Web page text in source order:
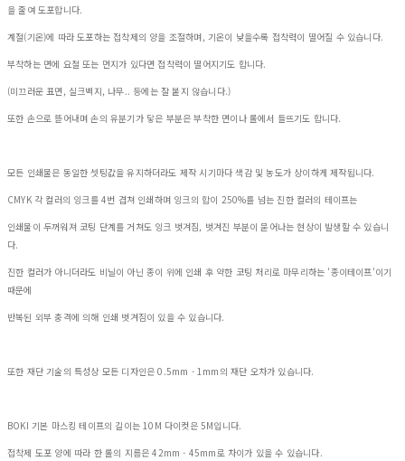
을 줄여 도포합니다.
계절(기온)에 따라 도포하는 접착제의 양을 조절하며, 기온이 낮을수록 접착력이 떨어질 수 있습니다.
부착하는 면에 요철 또는 먼지가 있다면 접착력이 떨어지기도 합니다.
(미끄러운 표면, 실크벽지, 나무.. 등에는 잘 붙지 않습니다.)
또한 손으로 뜯어내며 손의 유분기가 닿은 부분은 부착한 면이나 롤에서 들뜨기도 합니다.
모든 인쇄물은 동일한 셋팅값을 유지하더라도 제작 시기마다 색감 및 농도가 상이하게 제작됩니다.
CMYK 각 컬러의 잉크를 4번 겹쳐 인쇄하며 잉크의 합이 250%를 넘는 진한 컬러의 테이프는
인쇄물이 두꺼워져 코팅 단계를 거쳐도 잉크 벗겨짐, 벗겨진 부분이 묻어나는 현상이 발생할 수 있습니
다.
진한 컬러가 아니더라도 비닐이 아닌 종이 위에 인쇄 후 약한 코팅 처리로 마무리하는 '종이테이프'이기
때문에
반복된 외부 충격에 의해 인쇄 벗겨짐이 있을 수 있습니다.
또한 재단 기술의 특성상 모든 디자인은 0.5mm - 1mm의 재단 오차가 있습니다.
BOKI 기본 마스킹 테이프의 길이는 10M 다이컷은 5M입니다.
접착제 도포 양에 따라 한 롤의 지름은 42mm - 45mm로 차이가 있을 수 있습니다.